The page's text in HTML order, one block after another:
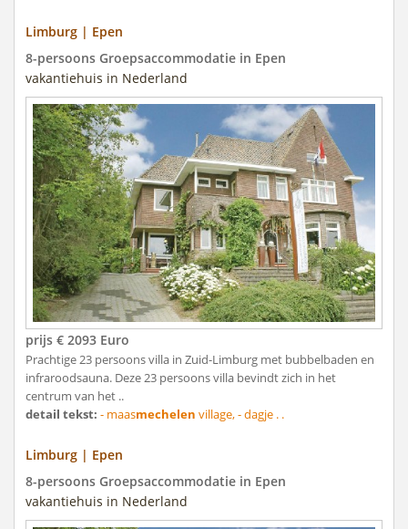
Limburg | Epen
8-persoons Groepsaccommodatie in Epen
vakantiehuis in Nederland
prijs € 2093 Euro
Prachtige 23 persoons villa in Zuid-Limburg met bubbelbaden en
infraroodsauna. Deze 23 persoons villa bevindt zich in het
centrum van het ..
detail tekst: - maasmechelen village, - dagje . .
Limburg | Epen
8-persoons Groepsaccommodatie in Epen
vakantiehuis in Nederland